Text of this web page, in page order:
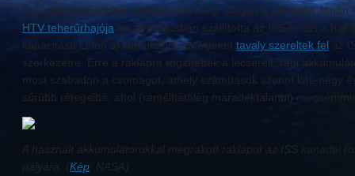
egy raklapra erősítve szabadultak meg. Magán a raklapon Japán
HTV teherűrhajója tavaly májusban szállította az ISS-re azt a hat
kapacitású Li-ion akkumulátort, amelyeket tavaly szereltek fel az
szerkezetre. Erre a raklapra rögzítették a lecserélt, régi
most szabadon a csomagot, amely számítások szerint két–négy
sűrűbb rétegeibe, ahol (remélhetőleg maradéktalanul)
A használt akkumulátorokkal megrakott raklapot az ISS kanadai
pályára. (Kép: NASA)